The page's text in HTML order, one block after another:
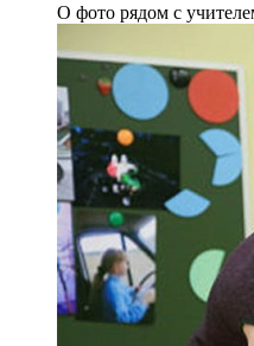
О фото рядом с